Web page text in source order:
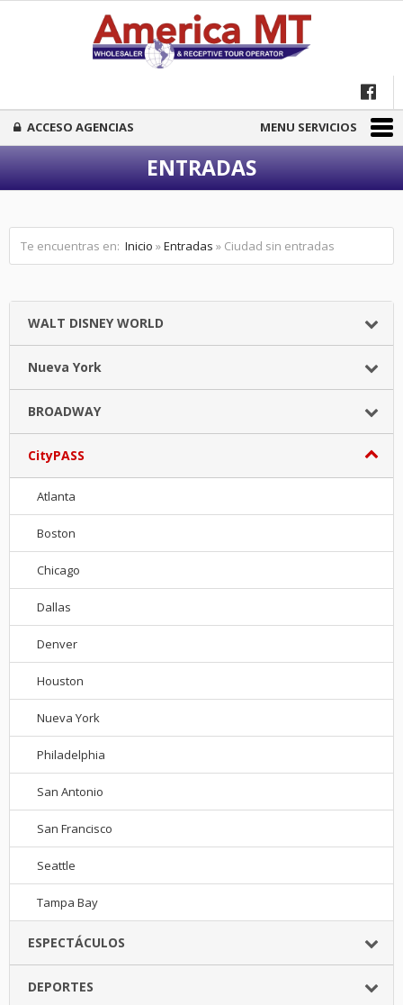
ACCESO AGENCIAS MENU SERVICIOS
ENTRADAS
Te encuentras en: Inicio »Entradas » Ciudad sin entradas
WALT DISNEY WORLD
Nueva York
BROADWAY
CityPASS
Atlanta
Boston
Chicago
Dallas
Denver
Houston
Nueva York
Philadelphia
San Antonio
San Francisco
Seattle
Tampa Bay
ESPECTÁCULOS
DEPORTES